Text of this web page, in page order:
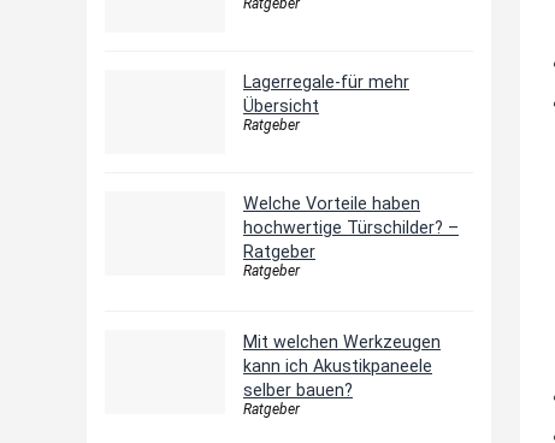
Ratgeber
Lagerregale-für mehr
Übersicht
Ratgeber
Welche Vorteile haben
hochwertige Türschilder? –
Ratgeber
Ratgeber
Mit welchen Werkzeugen
kann ich Akustikpaneele
selber bauen?
Ratgeber